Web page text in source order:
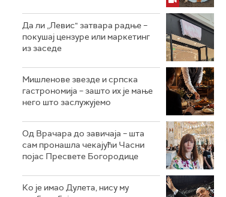
Да ли „Левис" затвара радње –
покушај цензуре или маркетинг
из заседе
Мишленове звезде и српска
гастрономија – зашто их је мање
него што заслужујемо
Од Врачара до завичаја – шта
сам пронашла чекајући Часни
појас Пресвете Богородице
Ко је имао Дулета, нису му